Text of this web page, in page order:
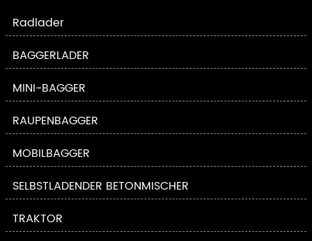
Radlader
BAGGERLADER
MINI-BAGGER
RAUPENBAGGER
MOBILBAGGER
SELBSTLADENDER BETONMISCHER
TRAKTOR